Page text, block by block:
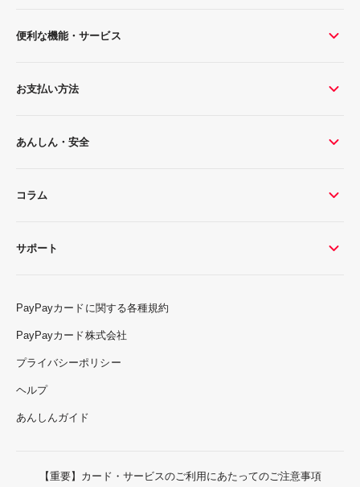
便利な機能・サービス
お支払い方法
あんしん・安全
コラム
サポート
PayPayカードに関する各種規約
PayPayカード株式会社
プライバシーポリシー
ヘルプ
あんしんガイド
【重要】カード・サービスのご利用にあたってのご注意事項